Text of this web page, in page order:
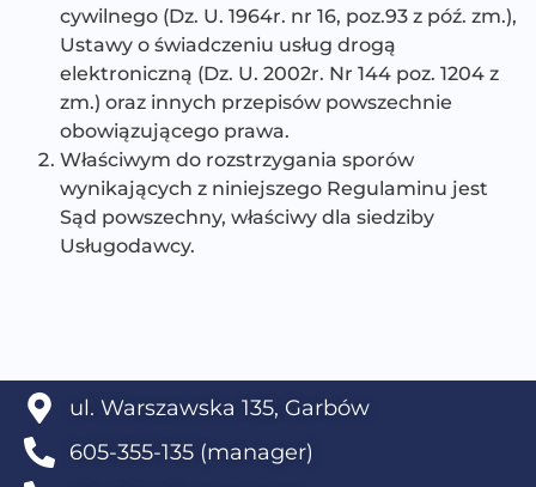
cywilnego (Dz. U. 1964r. nr 16, poz.93 z póź. zm.),
Ustawy o świadczeniu usług drogą
elektroniczną (Dz. U. 2002r. Nr 144 poz. 1204 z
zm.) oraz innych przepisów powszechnie
obowiązującego prawa.
Właściwym do rozstrzygania sporów
wynikających z niniejszego Regulaminu jest
Sąd powszechny, właściwy dla siedziby
Usługodawcy.
ul. Warszawska 135, Garbów
605-355-135 (manager)